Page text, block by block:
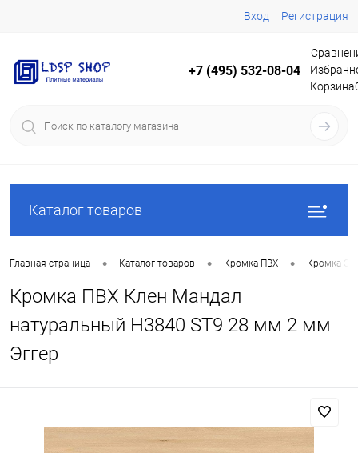
Вход Регистрация
+7 (495) 532-08-04
Корзина
Каталог товаров
Главная страница • Каталог товаров • Кромка ПВХ • Кромка
Кромка ПВХ Клен Мандал
натуральный H3840 ST9 28 мм 2 мм
Эггер